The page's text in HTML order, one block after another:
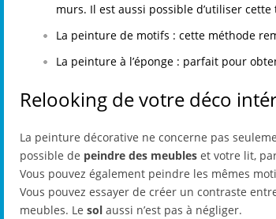
murs. Il est aussi possible d’utiliser
La peinture de motifs : cette méthode
La peinture à l’éponge : parfait pour
Relooking de votre déco
La peinture décorative ne concerne pas
possible de peindre des meubles et votre lit,
Vous pouvez également peindre les mêmes
Vous pouvez essayer de créer un contraste
meubles. Le sol aussi n’est pas à négliger.